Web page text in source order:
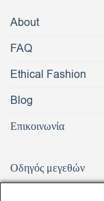
About
FAQ
Ethical Fashion
Blog
Επικοινωνία
Οδηγός μεγεθών